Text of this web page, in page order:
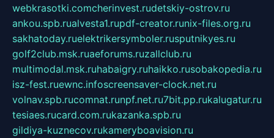
webkrasotki.comcherinvest.rudetskiy-ostrov.ru
ankou.spb.rualvesta1.rupdf-creator.runix-files.org.ru
sakhatoday.ruelektrikersymboler.rusputnikyes.ru
golf2club.msk.ruaeforums.ruzallclub.ru
multimodal.msk.ruhabaigry.ruhaikko.rusobakopedia.ru
isz-fest.ruewnc.infoscreensaver-clock.net.ru
volnav.spb.rucomnat.runpf.net.ru7bit.pp.rukalugatur.ru
tesiaes.rucard.com.rukazanka.spb.ru
gildiya-kuznecov.rukameryboavision.ru